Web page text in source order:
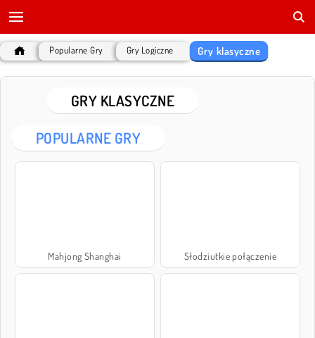
Popularne Gry Gry Logiczne Gry klasyczne
GRY KLASYCZNE
POPULARNE GRY
Mahjong Shanghai Słodziutkie połączenie